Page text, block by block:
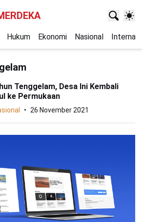
Hukum Ekonomi Nasional
Tenggelam, Desa Ini Kembali
ke Permukaan
26 November 2021